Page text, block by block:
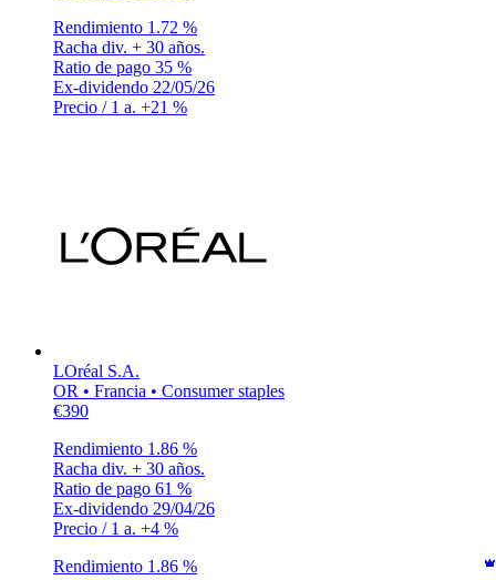
Rendimiento 1.72 %
Racha div. + 30 años.
Ratio de pago 35 %
Ex-dividendo 22/05/26
Precio / 1 a. +21 %
LOréal S.A.
OR • Francia • Consumer staples
€390
Rendimiento 1.86 %
Racha div. + 30 años.
Ratio de pago 61 %
Ex-dividendo 29/04/26
Precio / 1 a. +4 %
Rendimiento 1.86 %